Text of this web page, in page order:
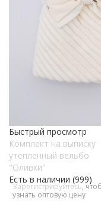
Быстрый просмотр
Комплект на выписку
утепленный вельбо
"Оливки"
Есть в наличии (999)
Зарегистрируйтесь,
узнать оптовую цену